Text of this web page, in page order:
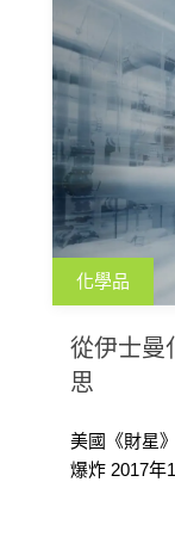
化學品
從伊士曼
思
美國《財星
爆炸 2017年